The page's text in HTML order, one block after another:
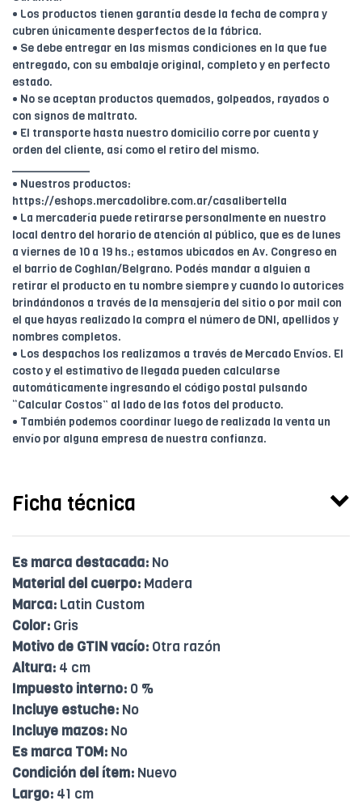
• Los productos tienen garantía desde la fecha de compra y
cubren únicamente desperfectos de la fábrica.
• Se debe entregar en las mismas condiciones en la que fue
entregado, con su embalaje original, completo y en perfecto
estado.
• No se aceptan productos quemados, golpeados, rayados o
con signos de maltrato.
• El transporte hasta nuestro domicilio corre por cuenta y
orden del cliente, así como el retiro del mismo.
____________
• Nuestros productos:
https://eshops.mercadolibre.com.ar/casalibertella
• La mercadería puede retirarse personalmente en nuestro
local dentro del horario de atención al público, que es de lunes
a viernes de 10 a 19 hs.; estamos ubicados en Av. Congreso en
el barrio de Coghlan/Belgrano. Podés mandar a alguien a
retirar el producto en tu nombre siempre y cuando lo autorices
brindándonos a través de la mensajería del sitio o por mail con
el que hayas realizado la compra el número de DNI, apellidos y
nombres completos.
• Los despachos los realizamos a través de Mercado Envíos. El
costo y el estimativo de llegada pueden calcularse
automáticamente ingresando el código postal pulsando
“Calcular Costos” al lado de las fotos del producto.
• También podemos coordinar luego de realizada la venta un
envío por alguna empresa de nuestra confianza.
Ficha técnica
Es marca destacada: No
Material del cuerpo: Madera
Marca: Latin Custom
Color: Gris
Motivo de GTIN vacío: Otra razón
Altura: 4 cm
Impuesto interno: 0 %
Incluye estuche: No
Incluye mazos: No
Es marca TOM: No
Condición del ítem: Nuevo
Largo: 41 cm